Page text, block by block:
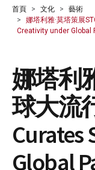
首頁 文化
藝術
娜塔利雅·莫塔策展
Creativity under Global
娜塔利
球大流
Curates
Global